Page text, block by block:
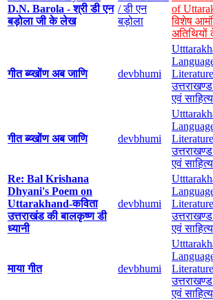
D.N. Barola - श्री डी एन
बड़ोला जी के लेख
/ डी एन
बड़ोला
of
विशेष
गीत ब्य्खोंण अब जाणि devbhumi
एवं साहित्य
गीत ब्य्खोंण अब जाणि devbhumi
एवं साहित्य
Re: Bal Krishana
Dhyani's Poem on
Uttarakhand-कविता
उत्तराखंड की बालकृष्ण डी
ध्यानी
devbhumi
एवं साहित्य
माया गीत devbhumi
एवं साहित्य